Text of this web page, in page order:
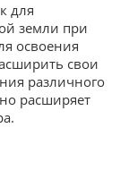
для
земли при
освоения
свои
различного
расширяет